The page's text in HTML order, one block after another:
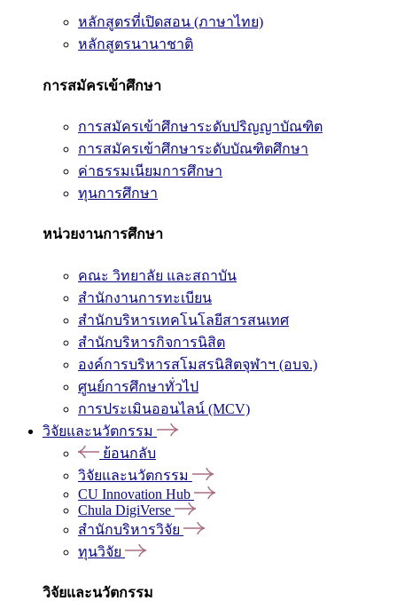
หลักสูตรที่เปิดสอน (ภาษาไทย)
หลักสูตรนานาชาติ
การสมัครเข้าศึกษา
การสมัครเข้าศึกษาระดับปริญญาบัณฑิต
การสมัครเข้าศึกษาระดับบัณฑิตศึกษา
ค่าธรรมเนียมการศึกษา
ทุนการศึกษา
หน่วยงานการศึกษา
คณะ วิทยาลัย และสถาบัน
สำนักงานการทะเบียน
สำนักบริหารเทคโนโลยีสารสนเทศ
สำนักบริหารกิจการนิสิต
องค์การบริหารสโมสรนิสิตจุฬาฯ (อบจ.)
ศูนย์การศึกษาทั่วไป
การประเมินออนไลน์ (MCV)
วิจัยและนวัตกรรม
ย้อนกลับ
วิจัยและนวัตกรรม
CU Innovation Hub
Chula DigiVerse
สำนักบริหารวิจัย
ทุนวิจัย
วิจัยและนวัตกรรม